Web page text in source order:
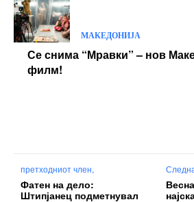
МАКЕДОНИЈА
Се снима “Мравки” – нов
филм!
претходниот член,
Фатен на дело:
Штипјанец подметнувал